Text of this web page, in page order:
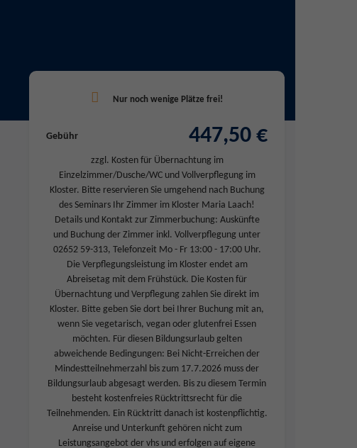
Gebühr 447,50 €
zzgl. Kosten für Übernachtung im
Einzelzimmer/Dusche/WC und Vollverpflegung im
Kloster. Bitte reservieren Sie umgehend nach Buchung
des Seminars Ihr Zimmer im Kloster Maria Laach!
Details und Kontakt zur Zimmerbuchung: Auskünfte
und Buchung der Zimmer inkl. Vollverpflegung unter
02652 59-313, Telefonzeit Mo - Fr 13:00 - 17:00 Uhr.
Die Verpflegungsleistung im Kloster endet am
Abreisetag mit dem Frühstück. Die Kosten für
Übernachtung und Verpflegung zahlen Sie direkt im
Kloster. Bitte geben Sie dort bei Ihrer Buchung mit an,
wenn Sie vegetarisch, vegan oder glutenfrei Essen
möchten. Für diesen Bildungsurlaub gelten
abweichende Bedingungen: Bei Nicht-Erreichen der
Mindestteilnehmerzahl bis zum 17.7.2026 muss der
Bildungsurlaub abgesagt werden. Bis zu diesem Termin
besteht kostenfreies Rücktrittsrecht für die
Teilnehmenden. Ein Rücktritt danach ist kostenpflichtig.
Anreise und Unterkunft gehören nicht zum
Leistungsangebot der vhs und erfolgen auf eigene